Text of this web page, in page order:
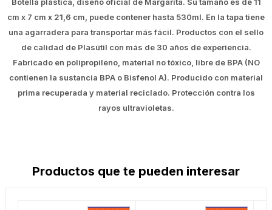
Botella plástica, diseño oficial de Margarita. Su tamaño es de 11
cm x 7 cm x 21,6 cm, puede contener hasta 530ml. En la tapa tiene
una agarradera para transportar más fácil. Productos con el sello
de calidad de Plasútil con más de 30 años de experiencia.
Fabricado en polipropileno, material no tóxico, libre de BPA (NO
contienen la sustancia BPA o Bisfenol A). Producido con material
prima recuperada y material reciclado. Protección contra los
rayos ultravioletas.
Productos que te pueden interesar